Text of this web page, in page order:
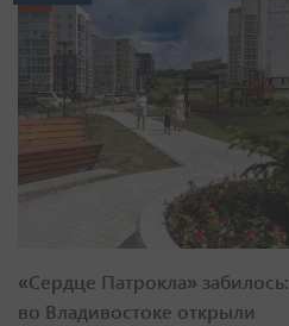
«Сердце Патрокла» забилось:
во Владивостоке открыли